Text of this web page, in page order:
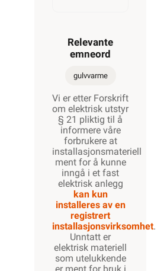
Relevante
emneord
gulvvarme
Vi er etter Forskrift
om elektrisk utstyr
§ 21 pliktig til å
informere våre
forbrukere at
installasjonsmateriell
ment for å kunne
inngå i et fast
elektrisk anlegg
kan kun
installeres av en
registrert
installasjonsvirksomhet.
Unntatt er
elektrisk materiell
som utelukkende